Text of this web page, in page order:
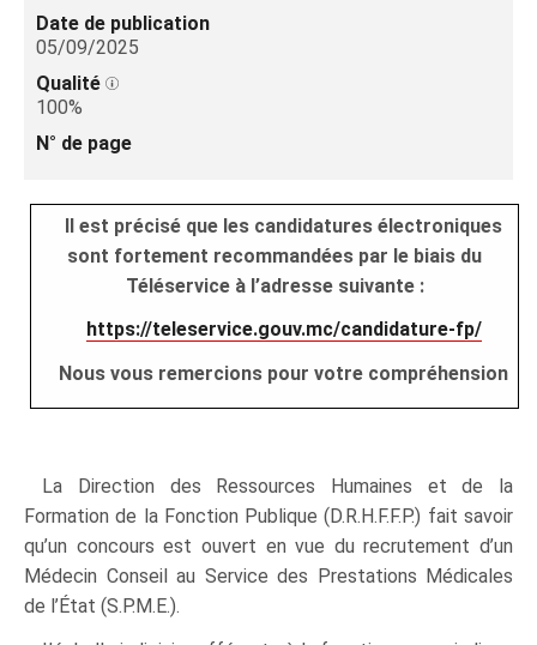
Date de publication
05/09/2025
Qualité
100%
N° de page
Il est précisé que les candidatures électroniques
sont fortement recommandées par le biais du
Téléservice à l’adresse suivante :
https://teleservice.gouv.mc/candidature-fp/
Nous vous remercions pour votre compréhension
La Direction des Ressources Humaines et de la
Formation de la Fonction Publique (D.R.H.F.F.P.) fait savoir
qu’un concours est ouvert en vue du recrutement d’un
Médecin Conseil au Service des Prestations Médicales
de l’État (S.P.M.E.).